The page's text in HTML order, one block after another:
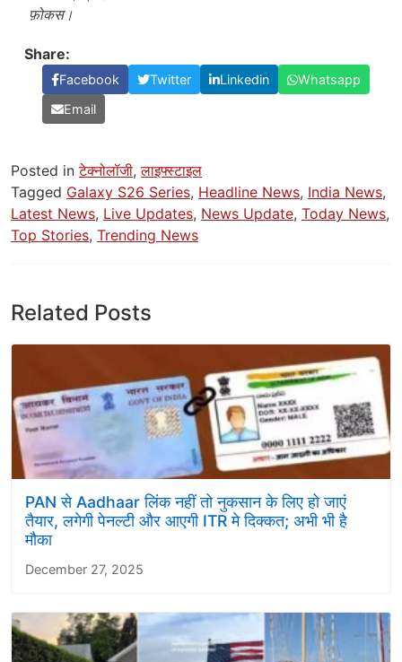
फ़ोकस।
Share:
Facebook Twitter Linkedin
Whatsapp
Email
Posted inटेक्नोलॉजी,लाइफ्स्टाइल
Tagged Galaxy S26 Series, Headline News, India News,
Latest News, Live Updates, News Update, Today News,
Top Stories, Trending News
Related Posts
PAN से Aadhaar लिंक नहीं तो नुकसान के लिए हो जाएं
तैयार, लगेगी पेनल्टी और आएगी ITR मे दिक्कत; अभी भी है
मौका
December 27, 2025